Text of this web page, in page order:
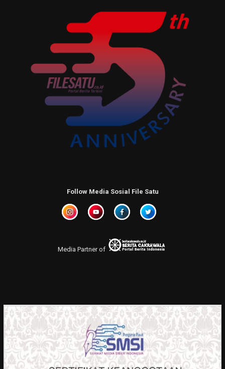
Follow Media Sosial File Satu
Media Partner of